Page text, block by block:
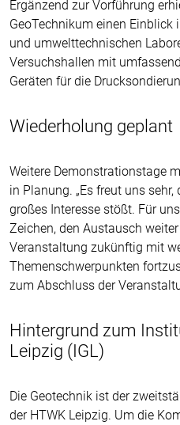
Ergänzend zur Vorführung
GeoTechnikum einen Einblick
und umwelttechnischen
Versuchshallen mit
Geräten für die
Wiederholung geplant
Weitere Demonstrationstage
in Planung. „Es freut uns
großes Interesse stößt. Für
Zeichen, den Austausch
Veranstaltung zukünftig mit
Themenschwerpunkten
zum Abschluss der
Hintergrund zum
Leipzig (IGL)
Die Geotechnik ist der
der HTWK Leipzig. Um die